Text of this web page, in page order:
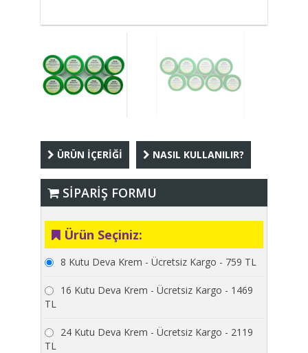
ÜRÜN İÇERİĞİ NASIL KULLANILIR?
SİPARİŞ FORMU
Ürün Seçiniz:
8 Kutu Deva Krem - Ücretsiz Kargo - 759 TL
16 Kutu Deva Krem - Ücretsiz Kargo - 1469
TL
24 Kutu Deva Krem - Ücretsiz Kargo - 2119
TL